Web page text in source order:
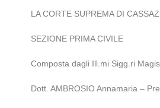
LA CORTE SUPREMA DI
SEZIONE PRIMA CIVILE
Composta dagli Ill.mi Sigg.ri
Dott. AMBROSIO Annamaria –